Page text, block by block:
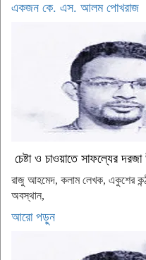
একজন কে. এস. আলম পোখরাজ
চেষ্টা ও চাওয়াতে সাফল্যের
রাজু আহমেদ, কলাম লেখক, একুশের
অবস্থান,
আরো পড়ুন